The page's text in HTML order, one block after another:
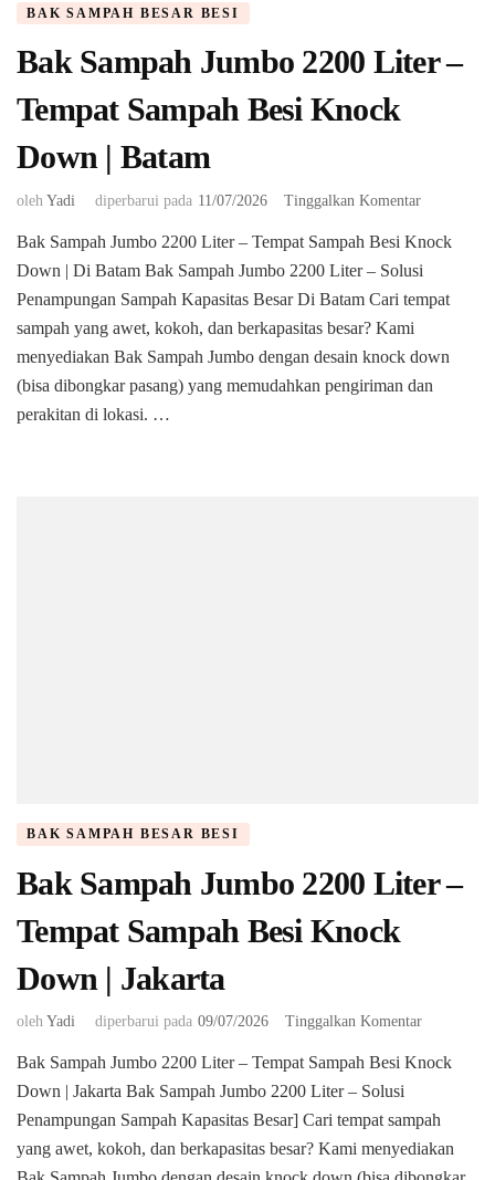
BAK SAMPAH BESAR BESI
Bak Sampah Jumbo 2200 Liter –
Tempat Sampah Besi Knock
Down | Batam
oleh Yadi diperbarui pada 11/07/2026 Tinggalkan Komentarpada
Sampah
Jumbo
2200
Tempat
Sampah
Bak Sampah Jumbo 2200 Liter – Tempat Sampah Besi Knock
Down | Di Batam Bak Sampah Jumbo 2200 Liter – Solusi
Penampungan Sampah Kapasitas Besar Di Batam ​Cari tempat
sampah yang awet, kokoh, dan berkapasitas besar? Kami
menyediakan Bak Sampah Jumbo dengan desain knock down
(bisa dibongkar pasang) yang memudahkan pengiriman dan
perakitan di lokasi. …
BAK SAMPAH BESAR BESI
Bak Sampah Jumbo 2200 Liter –
Tempat Sampah Besi Knock
Down | Jakarta
oleh Yadi diperbarui pada 09/07/2026 Tinggalkan Komentarpada
Sampah
2200
–
Bak Sampah Jumbo 2200 Liter – Tempat Sampah Besi Knock
Down | Jakarta Bak Sampah Jumbo 2200 Liter – Solusi
Penampungan Sampah Kapasitas Besar] ​Cari tempat sampah
yang awet, kokoh, dan berkapasitas besar? Kami menyediakan